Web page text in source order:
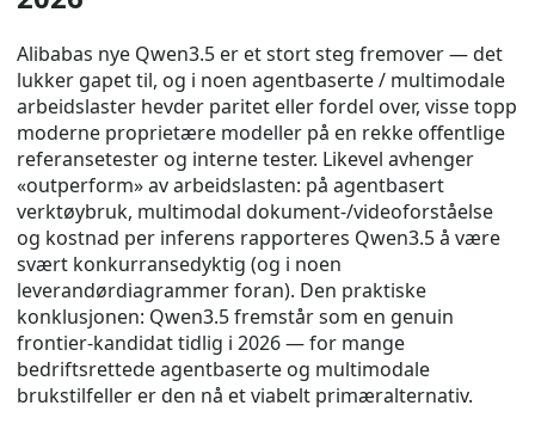
Alibabas nye Qwen3.5 er et stort steg fremover — det
lukker gapet til, og i noen agentbaserte / multimodale
arbeidslaster hevder paritet eller fordel over, visse topp
moderne proprietære modeller på en rekke offentlige
referansetester og interne tester. Likevel avhenger
«outperform» av arbeidslasten: på agentbasert
verktøybruk, multimodal dokument-/videoforståelse
og kostnad per inferens rapporteres Qwen3.5 å være
svært konkurransedyktig (og i noen
leverandørdiagrammer foran). Den praktiske
konklusjonen: Qwen3.5 fremstår som en genuin
frontier-kandidat tidlig i 2026 — for mange
bedriftsrettede agentbaserte og multimodale
brukstilfeller er den nå et viabelt primæralternativ.